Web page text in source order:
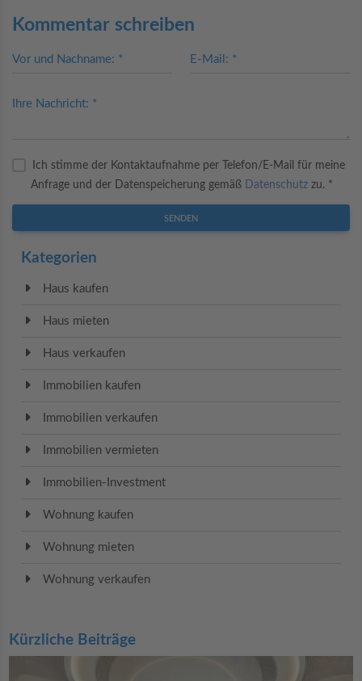
Kommentar schreiben
Vor und Nachname: * E-Mail: *
Ihre Nachricht: *
Ich stimme der Kontaktaufnahme per Telefon/E-Mail für meine
Anfrage und der Datenspeicherung gemäß Datenschutzzu. *
SENDEN
Kategorien
Haus kaufen
Haus mieten
Haus verkaufen
Immobilien kaufen
Immobilien verkaufen
Immobilien vermieten
Immobilien-Investment
Wohnung kaufen
Wohnung mieten
Wohnung verkaufen
Kürzliche Beiträge